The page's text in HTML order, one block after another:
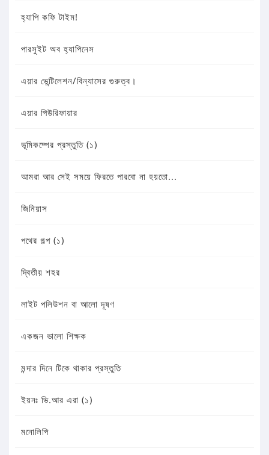
হ্যাপি কফি টাইম!
পারসুইট অব হ্যাপিনেস
এয়ার ভেন্টিলেশন/বিন্যাসের গুরুত্ব।
এয়ার পিউরিফায়ার
ভূমিকম্পের প্রস্তুতি (১)
আমরা আর সেই সময়ে ফিরতে পারবো না হয়তো...
জিনিয়াস
পথের গল্প (১)
দ্বিতীয় শহর
লাইট পলিউশন বা আলো দূষণ
একজন ভালো শিক্ষক
মন্দার দিনে টিকে থাকার প্রস্তুতি
ইয়নঃ ভি.আর এরা (১)
মনোলিপি